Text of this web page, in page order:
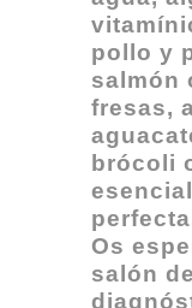
pollo y
salmón
fresas,
brócoli
Os
salón